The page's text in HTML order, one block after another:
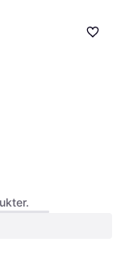
Cover Glitter